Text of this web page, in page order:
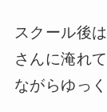
スクール後
さんに淹れ
ながらゆっ